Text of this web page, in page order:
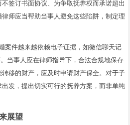
签订书面协议、为争取抚养权而承诺超出
师应当帮助当事人避免这些陷阱，制定理
案件越来越依赖电子证据，如微信聊天记
当事人应在律师指导下，合法合规地保存
移的财产，应及时申请财产保全。对于子
发，提出切实可行的抚养方案，而非单纯
展望